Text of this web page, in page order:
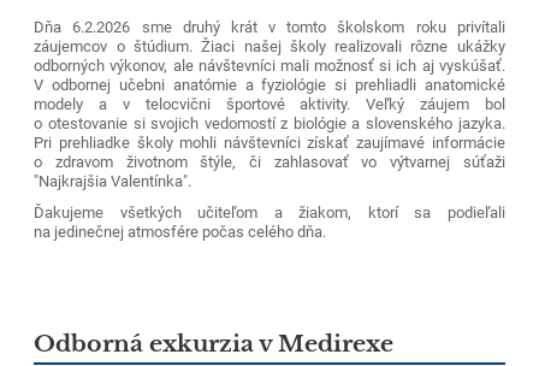
Dňa 6.2.2026 sme druhý krát v tomto školskom roku privítali
záujemcov o štúdium. Žiaci našej školy realizovali rôzne ukážky
odborných výkonov, ale návštevníci mali možnosť si ich aj vyskúšať.
V odbornej učebni anatómie a fyziológie si prehliadli anatomické
modely a v telocvični športové aktivity. Veľký záujem bol
o otestovanie si svojich vedomostí z biológie a slovenského jazyka.
Pri prehliadke školy mohli návštevníci získať zaujímavé informácie
o zdravom životnom štýle, či zahlasovať vo výtvarnej súťaži
"Najkrajšia Valentínka".
Ďakujeme všetkých učiteľom a žiakom, ktorí sa podieľali
na jedinečnej atmosfére počas celého dňa.
Odborná exkurzia v Medirexe